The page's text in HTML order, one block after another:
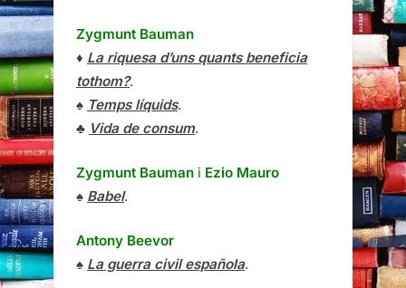
Zygmunt Bauman
♦ La riquesa d’uns quants beneficia
tothom?.
♠ Temps líquids.
♣ Vida de consum.
Zygmunt Bauman i Ezio Mauro
♠ Babel.
Antony Beevor
♠ La guerra civil española.